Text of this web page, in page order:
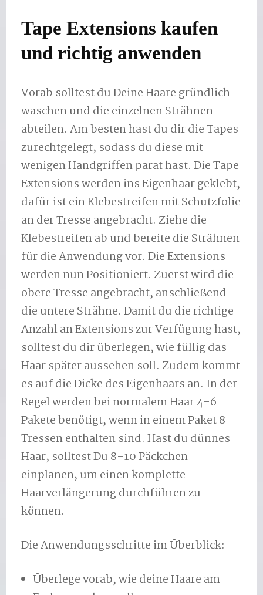
Tape Extensions kaufen
und richtig anwenden
Vorab solltest du Deine Haare gründlich
waschen und die einzelnen Strähnen
abteilen. Am besten hast du dir die Tapes
zurechtgelegt, sodass du diese mit
wenigen Handgriffen parat hast. Die Tape
Extensions werden ins Eigenhaar geklebt,
dafür ist ein Klebestreifen mit Schutzfolie
an der Tresse angebracht. Ziehe die
Klebestreifen ab und bereite die Strähnen
für die Anwendung vor. Die Extensions
werden nun Positioniert. Zuerst wird die
obere Tresse angebracht, anschließend
die untere Strähne. Damit du die richtige
Anzahl an Extensions zur Verfügung hast,
solltest du dir überlegen, wie füllig das
Haar später aussehen soll. Zudem kommt
es auf die Dicke des Eigenhaars an. In der
Regel werden bei normalem Haar 4-6
Pakete benötigt, wenn in einem Paket 8
Tressen enthalten sind. Hast du dünnes
Haar, solltest Du 8-10 Päckchen
einplanen, um einen komplette
Haarverlängerung durchführen zu
können.
Die Anwendungsschritte im Überblick:
Überlege vorab, wie deine Haare am